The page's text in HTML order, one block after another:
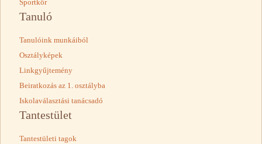
Sportkör
Tanuló
Tanulóink munkáiból
Osztályképek
Linkgyűjtemény
Beiratkozás az 1. osztályba
Iskolaválasztási tanácsadó
Tantestület
Tantestületi tagok